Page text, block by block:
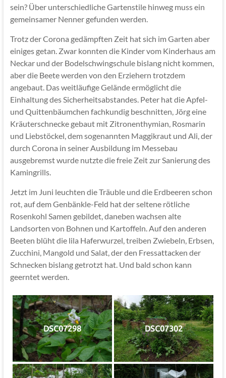
sein? Über unterschiedliche Gartenstile hinweg muss ein
gemeinsamer Nenner gefunden werden.
Trotz der Corona gedämpften Zeit hat sich im Garten aber
einiges getan. Zwar konnten die Kinder vom Kinderhaus am
Neckar und der Bodelschwingschule bislang nicht kommen,
aber die Beete werden von den Erziehern trotzdem
angebaut. Das weitläufige Gelände ermöglicht die
Einhaltung des Sicherheitsabstandes. Peter hat die Apfel-
und Quittenbäumchen fachkundig beschnitten, Jörg eine
Kräuterschnecke gebaut mit Zitronenthymian, Rosmarin
und Liebstöckel, dem sogenannten Maggikraut und Ali, der
durch Corona in seiner Ausbildung im Messebau
ausgebremst wurde nutzte die freie Zeit zur Sanierung des
Kamingrills.
Jetzt im Juni leuchten die Träuble und die Erdbeeren schon
rot, auf dem Genbänkle-Feld hat der seltene rötliche
Rosenkohl Samen gebildet, daneben wachsen alte
Landsorten von Bohnen und Kartoffeln. Auf den anderen
Beeten blüht die lila Haferwurzel, treiben Zwiebeln, Erbsen,
Zucchini, Mangold und Salat, der den Fressattacken der
Schnecken bislang getrotzt hat. Und bald schon kann
geerntet werden.
DSC07298 DSC07302